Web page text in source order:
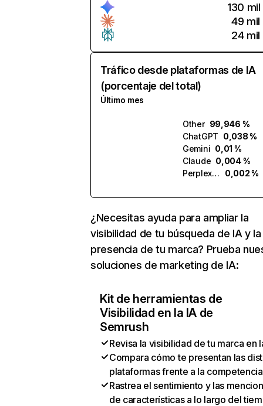
130 mil
49 mil
24 mil
Tráfico desde plataformas de IA
(porcentaje del total)
Último mes
Other 99,946 %
ChatGPT 0,038 %
Gemini 0,01 %
Claude 0,004 %
Perplexity
0,002 %
¿Necesitas ayuda para ampliar la
visibilidad de tu búsqueda de IA y la
presencia de tu marca? Prueba
soluciones de marketing de IA:
Kit de herramientas de
Visibilidad en la IA de
Semrush
Revisa la visibilidad de tu marca en
Compara cómo te presentan las
plataformas frente a la competencia
Rastrea el sentimiento y las
de características a lo largo del